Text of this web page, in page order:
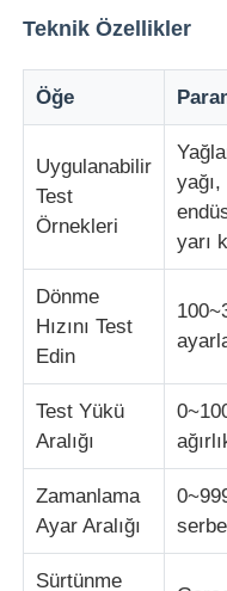
aşınma test makinesi
kauçuk test
Ayakkabı Test
İnşaat malzemeleri
Ambalaj testi
Yapıştırıcı deneme
Teknik Özellikler
Öğe
Uygulanabilir
Test
Örnekleri
yarı
Dönme
Hızını Test
Edin
Test Yükü
Aralığı
Zamanlama
Ayar Aralığı
Sürtünme